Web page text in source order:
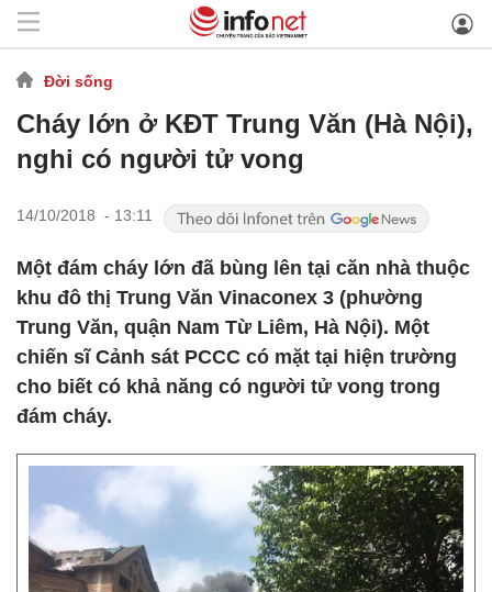
Đời sống
Cháy lớn ở KĐT Trung Văn (Hà Nội),
nghi có người tử vong
14/10/2018 - 13:11
Một đám cháy lớn đã bùng lên tại căn nhà thuộc
khu đô thị Trung Văn Vinaconex 3 (phường
Trung Văn, quận Nam Từ Liêm, Hà Nội). Một
chiến sĩ Cảnh sát PCCC có mặt tại hiện trường
cho biết có khả năng có người tử vong trong
đám cháy.